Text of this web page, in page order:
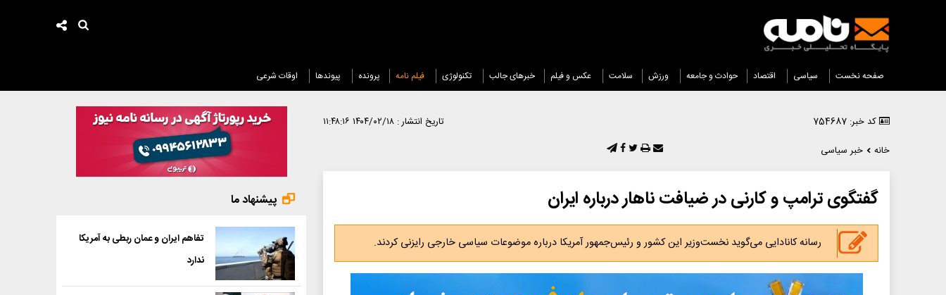
صفحه نخست سیاسی اقتصاد حوادث و جامعه ورزش سلامت عکس و فیلم خبرهای جالب تکنولوژی فیلم نامه پرونده پیوندها اوقات شرعی
کد خبر: 754687 تاریخ انتشار : ۱۴۰۴/۰۲/۱۸ ۱۱:۴۸:۱۶
خانه
خبر سیاسی
گفتگوی ترامپ و کارنی در ضیافت ناهار درباره ایران
رسانه کانادایی می‌گوید نخست‌وزیر این کشور و رئیس‌جمهور آمریکا درباره موضوعات سیاسی خارجی رایزنی کردند.
پیشنهاد ما
تفاهم ایران و عمان ربطی به آمریکا
ندارد